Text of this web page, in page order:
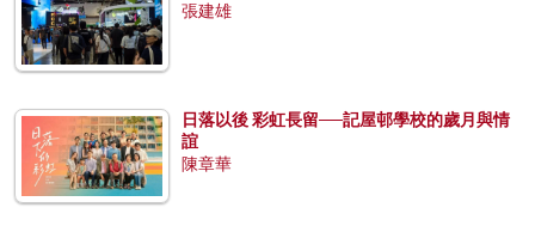
張建雄
日落以後 彩虹長留──記屋邨學校的歲月與情
誼
陳章華